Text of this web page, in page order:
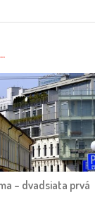
– dvadsiata prvá